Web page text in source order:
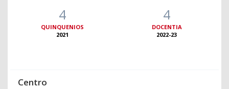
4
QUINQUENIOS
2021
4
DOCENTIA
2022-23
Centro